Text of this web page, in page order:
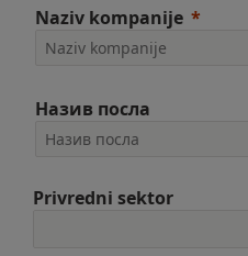
Naziv kompanije
Назив посла
Privredni sektor